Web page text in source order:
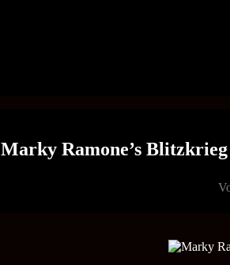
Marky Ramone’s Blitzkrieg